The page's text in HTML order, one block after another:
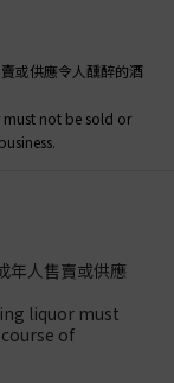
或供應令人醺醉的酒
not be sold or
年人售賣或供應
liquor must
of